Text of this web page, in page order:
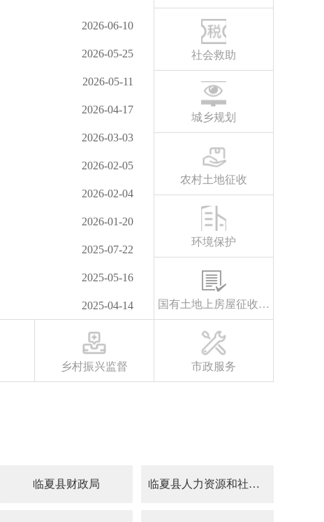
社会救助
城乡规划
农村土地征收
环境保护
国有土地上房屋征收与补偿
市政服务
乡村振兴监督
2026-06-10
2026-05-25
2026-05-11
2026-04-17
2026-03-03
2026-02-05
2026-02-04
2026-01-20
2025-07-22
2025-05-16
2025-04-14
临夏县财政局 临夏县人力资源和社会保障局